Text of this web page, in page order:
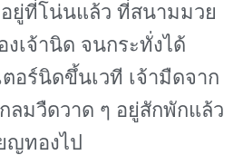
อยู่ที่โน่นแล้ว ที่สนามมวย
เจ้านิด จนกระทั่งได้
อร์นิดขึ้นเวที เจ้ามืดจาก
ลมวืดวาด ๆ อยู่สักพักแล้ว
ญทองไป